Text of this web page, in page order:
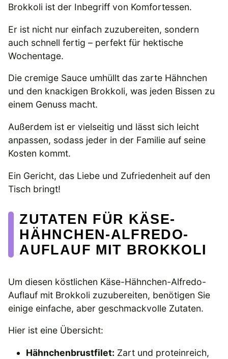
Brokkoli ist der Inbegriff von Komfortessen.
Er ist nicht nur einfach zuzubereiten, sondern
auch schnell fertig – perfekt für hektische
Wochentage.
Die cremige Sauce umhüllt das zarte Hähnchen
und den knackigen Brokkoli, was jeden Bissen zu
einem Genuss macht.
Außerdem ist er vielseitig und lässt sich leicht
anpassen, sodass jeder in der Familie auf seine
Kosten kommt.
Ein Gericht, das Liebe und Zufriedenheit auf den
Tisch bringt!
ZUTATEN FÜR KÄSE-
HÄHNCHEN-ALFREDO-
AUFLAUF MIT BROKKOLI
Um diesen köstlichen Käse-Hähnchen-Alfredo-
Auflauf mit Brokkoli zuzubereiten, benötigen Sie
einige einfache, aber geschmackvolle Zutaten.
Hier ist eine Übersicht:
Hähnchenbrustfilet: Zart und proteinreich,